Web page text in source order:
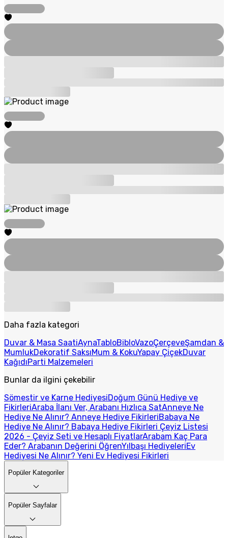
Daha fazla kategori
Duvar & Masa SaatiAynaTabloBibloVazoÇerçeveŞamdan &
MumlukDekoratif SaksıMum & KokuYapay ÇiçekDuvar
KağıdıParti Malzemeleri
Bunlar da ilgini çekebilir
Sömestir ve Karne HediyesiDoğum Günü Hediye ve
FikirleriAraba İlanı Ver, Arabanı Hızlıca SatAnneye Ne
Hediye Ne Alınır? Anneye Hediye FikirleriBabaya Ne
Hediye Ne Alınır? Babaya Hediye Fikirleri Çeyiz Listesi
2026 - Çeyiz Seti ve Hesaplı FiyatlarArabam Kaç Para
Eder? Arabanın Değerini ÖğrenYılbaşı HediyeleriEv
Hediyesi Ne Alınır? Yeni Ev Hediyesi Fikirleri
Popüler Kategoriler
Popüler Sayfalar